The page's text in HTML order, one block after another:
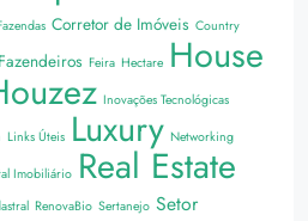
Corretor de Imóveis Country
Fazendeiros Feira Hectare House
Inovações Tecnológicas
Links Úteis Luxury Networking
Imobiliário Real Estate
RenovaBio Sertanejo Setor